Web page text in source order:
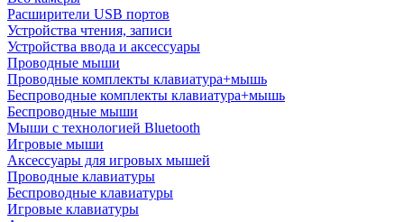
Расширители USB портов
Устройства чтения, записи
Устройства ввода и аксессуары
Проводные мыши
Проводные комплекты клавиатура+мышь
Беспроводные комплекты клавиатура+мышь
Беспроводные мыши
Мыши с технологией Bluetooth
Игровые мыши
Аксессуары для игровых мышей
Проводные клавиатуры
Беспроводные клавиатуры
Игровые клавиатуры